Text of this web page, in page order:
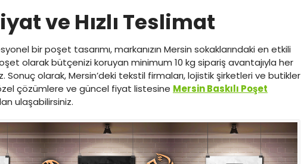
ve Hızlı Teslimat
bir poşet tasarımı, markanızın Mersin sokaklarındaki en etkili
olarak bütçenizi koruyan minimum 10 kg sipariş avantajıyla her
Sonuç olarak, Mersin’deki tekstil firmaları, lojistik şirketleri ve butikler
özel çözümlere ve güncel fiyat listesine Mersin Baskılı Poşet
ulaşabilirsiniz.